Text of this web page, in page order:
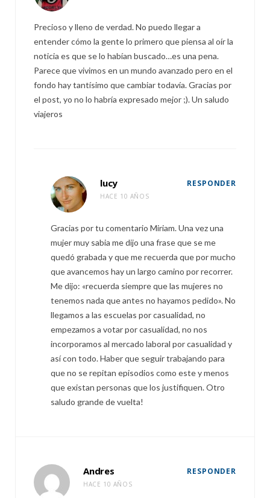
Precioso y lleno de verdad. No puedo llegar a
entender cómo la gente lo primero que piensa al oír la
noticia es que se lo habían buscado…es una pena.
Parece que vivimos en un mundo avanzado pero en el
fondo hay tantísimo que cambiar todavía. Gracias por
el post, yo no lo habría expresado mejor ;). Un saludo
viajeros
lucy
HACE 10 AÑOS
RESPONDER
Gracias por tu comentario Miriam. Una vez una
mujer muy sabia me dijo una frase que se me
quedó grabada y que me recuerda que por mucho
que avancemos hay un largo camino por recorrer.
Me dijo: «recuerda siempre que las mujeres no
tenemos nada que antes no hayamos pedido». No
llegamos a las escuelas por casualidad, no
empezamos a votar por casualidad, no nos
incorporamos al mercado laboral por casualidad y
así con todo. Haber que seguir trabajando para
que no se repitan episodios como este y menos
que existan personas que los justifiquen. Otro
saludo grande de vuelta!
Andres
HACE 10 AÑOS
RESPONDER